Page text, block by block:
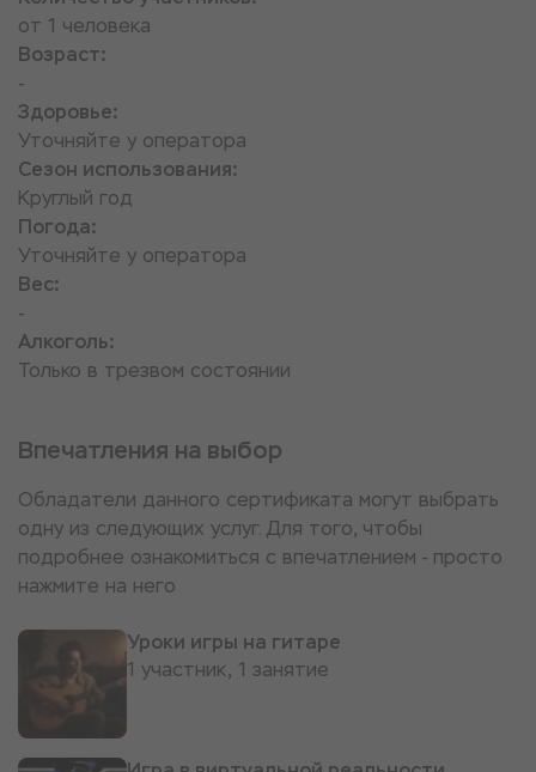
от 1 человека
Возраст:
-
Здоровье:
Уточняйте у оператора
Сезон использования:
Круглый год
Погода:
Уточняйте у оператора
Вес:
-
Алкоголь:
Только в трезвом состоянии
Впечатления на выбор
Обладатели данного сертификата могут выбрать
одну из следующих услуг. Для того, чтобы
подробнее ознакомиться с впечатлением - просто
нажмите на него
Уроки игры на гитаре
1 участник, 1 занятие